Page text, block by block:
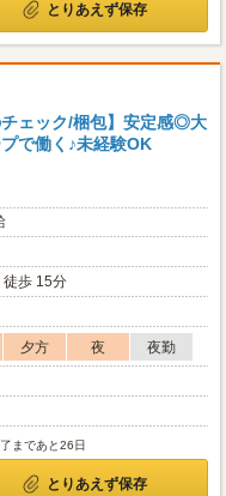
とりあえず保存
チェック/梱包】安定感◎大
で働く♪未経験OK
徒歩 15分
夕方 夜
夜勤
まであと26日
とりあえず保存